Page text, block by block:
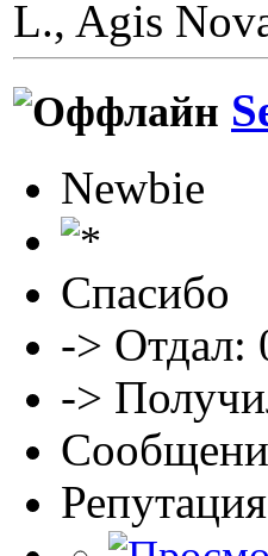
L., Agis
Newbie
Спасибо
-> Отдал:
->